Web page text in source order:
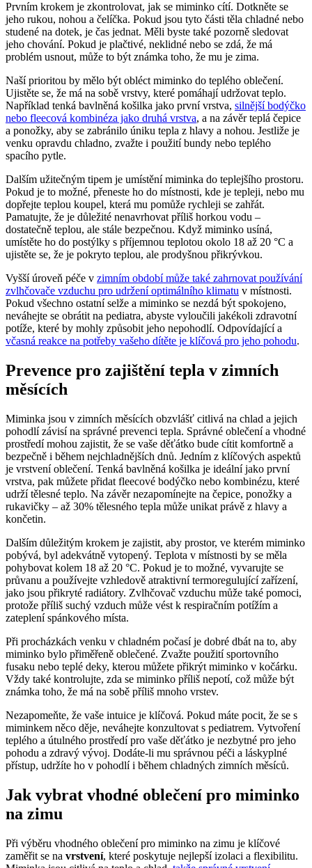
Prvním krokem je zkontrolovat, jak se miminko cítí. Dotkněte se
jeho rukou, nohou a čelíčka. Pokud jsou tyto části těla chladné nebo
studené na dotek, je čas jednat. Měli byste také pozorně sledovat
jeho chování. Pokud je plačtivé, neklidné nebo se zdá, že má
problém usnout, může to být známka toho, že mu je zima.
Naší prioritou by mělo být obléct miminko do teplého oblečení.
Ujistěte se, že má na sobě vrstvy, které pomáhají udržovat teplo.
Například tenká bavlněná košilka jako první vrstva, silnější bodýčko
nebo fleecová kombinéza jako druhá vrstva, a na závěr teplá čepice
a ponožky, aby se zabránilo úniku tepla z hlavy a nohou. Jestliže je
venku opravdu chladno, zvažte i použití bundy nebo teplého
spacího pytle.
Dalším užitečným tipem je umístění miminka do teplejšího prostoru.
Pokud je to možné, přeneste ho do místnosti, kde je tepleji, nebo mu
dopřejte teplou koupel, která mu pomůže rychleji se zahřát.
Pamatujte, že je důležité nenavrhovat příliš horkou vodu –
dostatečně teplou, ale stále bezpečnou. Když miminko usíná,
umístěte ho do postýlky s příjemnou teplotou okolo 18 až 20 °C a
ujistěte se, že je pokryto teplou, ale prodyšnou přikrývkou.
Vyšší úroveň péče v zimním období může také zahrnovat používání
zvlhčovače vzduchu pro udržení optimálního klimatu v místnosti.
Pokud všechno ostatní selže a miminko se nezdá být spokojeno,
neváhejte se obrátit na pediatra, abyste vyloučili jakékoli zdravotní
potíže, které by mohly způsobit jeho nepohodlí. Odpovídající a
včasná reakce na potřeby vašeho dítěte je klíčová pro jeho pohodu.
Prevence pro zajištění tepla v zimních
měsících
Miminka jsou v zimních měsících obzvlášť citlivá na chlad a jejich
pohodlí závisí na správné prevenci tepla. Správné oblečení a vhodné
prostředí mohou zajistit, že se vaše děťátko bude cítit komfortně a
bezpečně i během nejchladnějších dnů. Jedním z klíčových aspektů
je vrstvení oblečení. Tenká bavlněná košilka je ideální jako první
vrstva, pak můžete přidat fleecové bodýčko nebo kombinézu, které
udrží tělesné teplo. Na závěr nezapomínejte na čepice, ponožky a
rukavičky – až 30% tělesného tepla může unikat právě z hlavy a
končetin.
Dalším důležitým krokem je zajistit, aby prostor, ve kterém miminko
pobývá, byl adekvátně vytopený. Teplota v místnosti by se měla
pohybovat kolem 18 až 20 °C. Pokud je to možné, vyvarujte se
průvanu a používejte vzhledově atraktivní termoregulující zařízení,
jako jsou přikryté radiátory. Zvlhčovač vzduchu může také pomoci,
protože příliš suchý vzduch může vést k respiračním potížím a
zateplení spánkového místa.
Při procházkách venku v chladném počasí je dobré dbát na to, aby
miminko bylo přiměřeně oblečené. Zvažte použití sportovního
fusaku nebo teplé deky, kterou můžete přikrýt miminko v kočárku.
Vždy také kontrolujte, zda se miminko příliš nepotí, což může být
známka toho, že má na sobě příliš mnoho vrstev.
Nezapomeňte, že vaše intuice je klíčová. Pokud máte pocit, že se s
miminkem něco děje, neváhejte konzultovat s pediatrem. Vytvoření
teplého a útulného prostředí pro vaše děťátko je nezbytné pro jeho
pohodu a zdravý vývoj. Dodáte-li mu správnou péči a láskyplné
přístup, udržíte ho v pohodlí i během chladných zimních měsíců.
Jak vybrat vhodné oblečení pro miminko
na zimu
Při výběru vhodného oblečení pro miminko na zimu je klíčové
zaměřit se na vrstvení, které poskytuje nejlepší izolaci a flexibilitu.